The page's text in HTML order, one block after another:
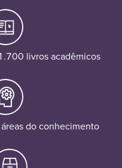
livros acadêmicos
do conhecimento